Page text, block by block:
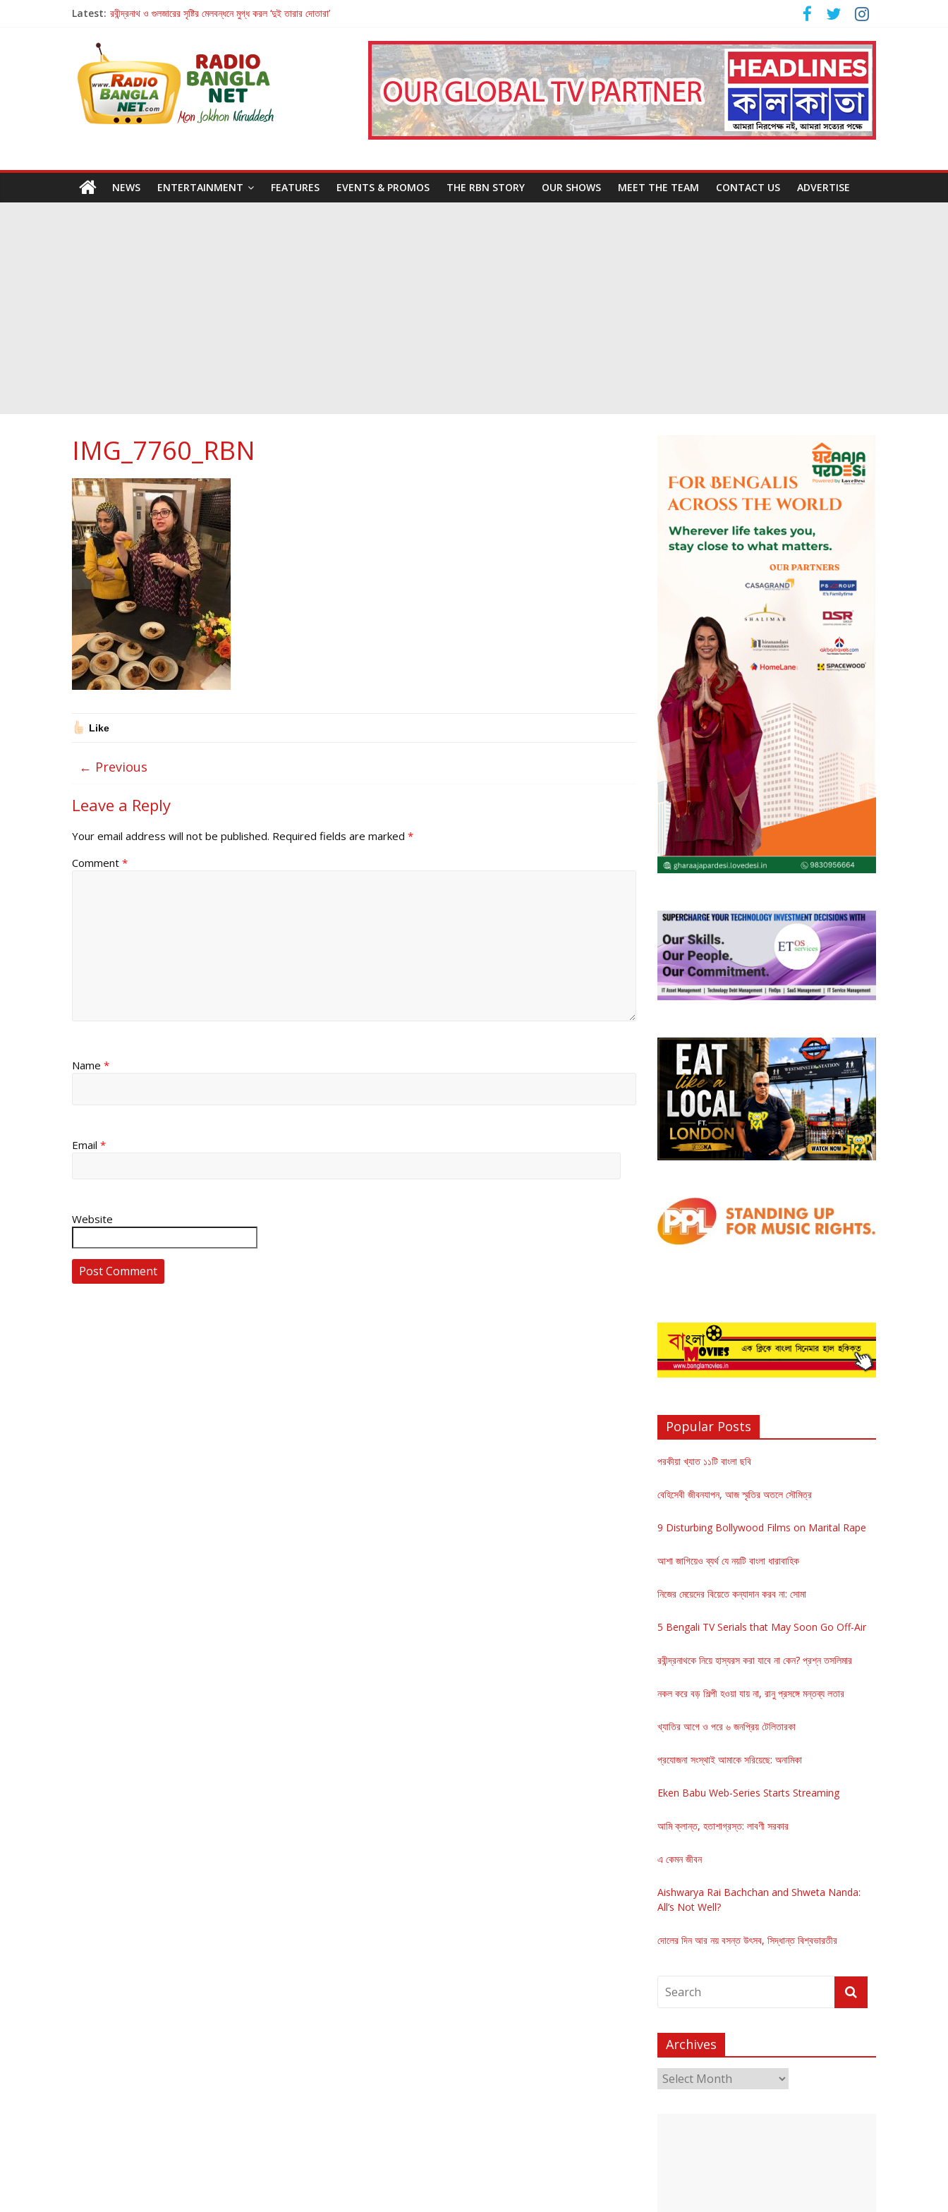
Latest: রবীন্দ্রনাথ ও গুলজারের সৃষ্টির মেলবন্ধনে মুগ্ধ করল ‘দুই তারার দোতারা’
Retribution: A Thought-Provoking Short Film That Challenges Our Understanding of Justice
হাওয়া বদলের টলিউডে ‘তুমি এলে তাই’
NEWS ENTERTAINMENT FEATURES EVENTS & PROMOS THE RBN STORY OUR SHOWS MEET THE TEAM CONTACT US ADVERTISE
IMG_7760_RBN
Like
← Previous
Leave a Reply
Your email address will not be published. Required fields are marked *
Comment *
Name *
Email *
Website
Popular Posts
পরকীয়া খ্যাত ১১টি বাংলা ছবি
বেহিসেবী জীবনযাপন, আজ স্মৃতির অতলে সৌমিত্র
9 Disturbing Bollywood Films on Marital Rape
আশা জাগিয়েও ব্যর্থ যে নয়টি বাংলা ধারাবাহিক
নিজের মেয়েদের বিয়েতে কন্যাদান করব না: সোমা
5 Bengali TV Serials that May Soon Go Off-Air
রবীন্দ্রনাথকে নিয়ে হাস্যরস করা যাবে না কেন? প্রশ্ন তসলিমার
নকল করে বড় শিল্পী হওয়া যায় না, রানু প্রসঙ্গে মন্তব্য লতার
খ্যাতির আগে ও পরে ৬ জনপ্রিয় টেলিতারকা
প্রযোজনা সংস্থাই আমাকে সরিয়েছে: অনামিকা
Eken Babu Web-Series Starts Streaming
আমি ক্লান্ত, হতাশাগ্রস্ত: লাবণী সরকার
এ কেমন জীবন
Aishwarya Rai Bachchan and Shweta Nanda:
All’s Not Well?
দোলের দিন আর নয় বসন্ত উৎসব, সিদ্ধান্ত বিশ্বভারতীর
Archives